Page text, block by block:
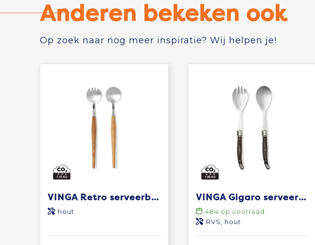
Anderen bekeken ook
Op zoek naar nog meer inspiratie? Wij helpen je!
VINGA Retro serveerbestek
hout
VINGA Gigaro serveerbestek
484 op voorraad
RVS, hout